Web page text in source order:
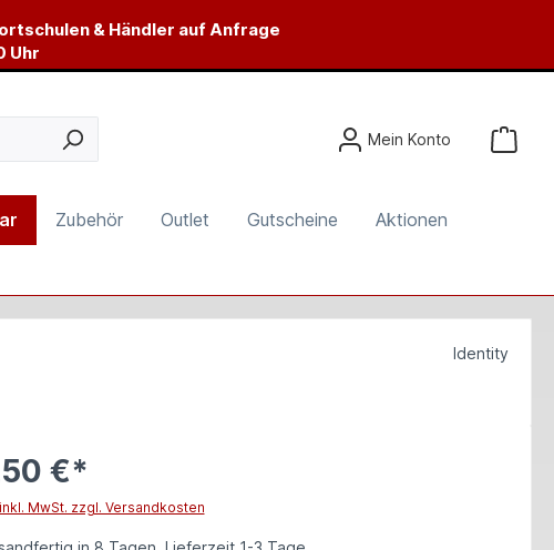
& Händler auf Anfrage
Uhr
Mein Konto
Zubehör Outlet Gutscheine Aktionen
Identity
€*
MwSt. zzgl. Versandkosten